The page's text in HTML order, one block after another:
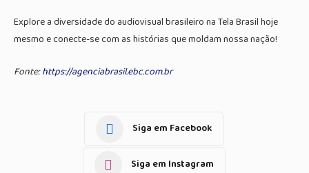
Explore a diversidade do audiovisual brasileiro na Tela Brasil hoje
mesmo e conecte-se com as histórias que moldam nossa nação!
Fonte:https://agenciabrasil.ebc.com.br
Siga em Facebook
Siga em Instagram